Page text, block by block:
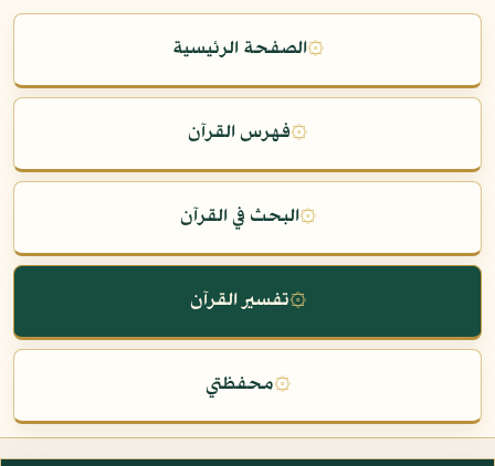
۞الصفحة الرئيسية
۞فهرس القرآن
۞البحث في القرآن
۞تفسير القرآن
۞محفظتي